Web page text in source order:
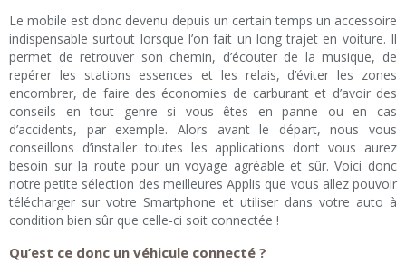
Le mobile est donc devenu depuis un certain temps un accessoire
indispensable surtout lorsque l’on fait un long trajet en voiture. Il
permet de retrouver son chemin, d’écouter de la musique, de
repérer les stations essences et les relais, d’éviter les zones
encombrer, de faire des économies de carburant et d’avoir des
conseils en tout genre si vous êtes en panne ou en cas
d’accidents, par exemple. Alors avant le départ, nous vous
conseillons d’installer toutes les applications dont vous aurez
besoin sur la route pour un voyage agréable et sûr. Voici donc
notre petite sélection des meilleures Applis que vous allez pouvoir
télécharger sur votre Smartphone et utiliser dans votre auto à
condition bien sûr que celle-ci soit connectée !
Qu’est ce donc un véhicule connecté ?